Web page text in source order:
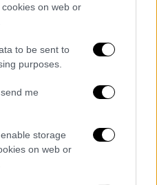
on web or
to be sent to
purposes.
me
storage
on web or
το περιεχόμενο
το τουρκολυβικό
το περιεχόμενο
προεδρία